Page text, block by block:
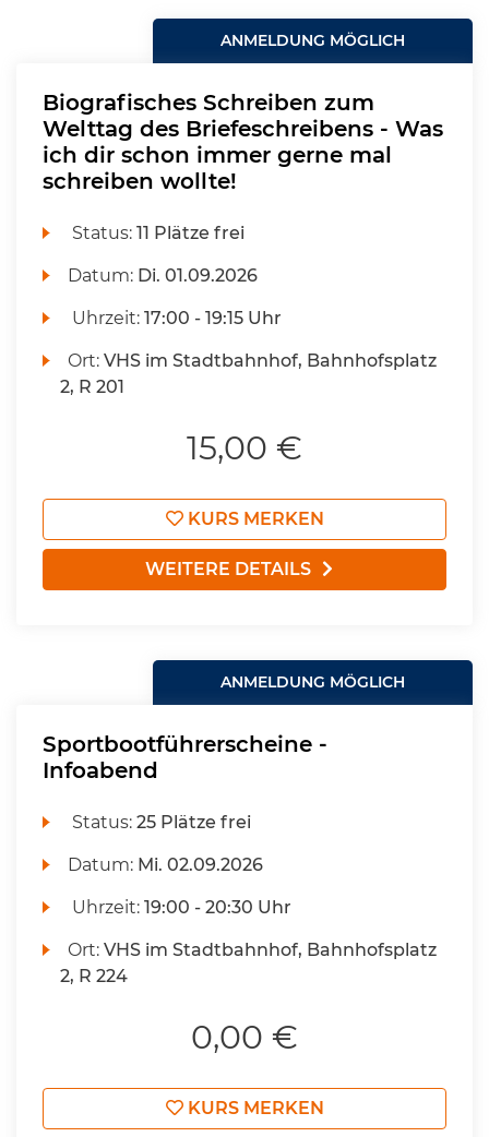
ANMELDUNG MÖGLICH
Biografisches Schreiben zum
Welttag des Briefeschreibens - Was
ich dir schon immer gerne mal
schreiben wollte!
Status:11 Plätze frei
Datum: Di. 01.09.2026
Uhrzeit:17:00 - 19:15 Uhr
Ort:VHS im Stadtbahnhof, Bahnhofsplatz
2, R 201
15,00 €
KURS MERKEN
WEITERE DETAILS
ANMELDUNG MÖGLICH
Sportbootführerscheine -
Infoabend
Status:25 Plätze frei
Datum: Mi. 02.09.2026
Uhrzeit:19:00 - 20:30 Uhr
Ort:VHS im Stadtbahnhof, Bahnhofsplatz
2, R 224
0,00 €
KURS MERKEN